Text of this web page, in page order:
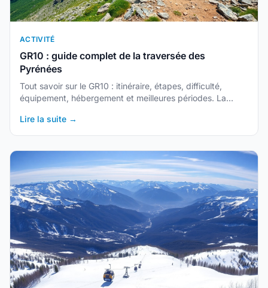
ACTIVITÉ
GR10 : guide complet de la traversée des
Pyrénées
Tout savoir sur le GR10 : itinéraire, étapes, difficulté,
équipement, hébergement et meilleures périodes. La
Méditerranée.
Lire la suite →